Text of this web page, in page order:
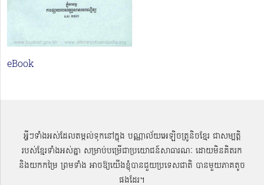
eBook
អ្វីៗទាំងអស់ដែលតម្កល់ទុកនៅក្នុង បណ្ណាល័យអេឡិចត្រូនិចខ្មែរ ជាសម្បតិ្ត
របស់ខ្មែរទាំងអស់គ្នា សម្រាប់បម្រើជាប្រយោជន៍សាធារណៈ ដោយមិនគិតរក
និងយកកម្រៃ ព្រមទាំង អាចឱ្យយើងខ្ញុំបានជួយប្រទេសជាតិ បានមួយភាគតូច
ផងដែរ។